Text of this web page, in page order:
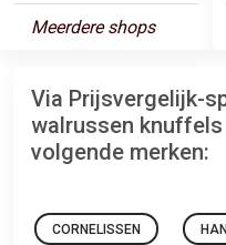
Meerdere shops
Via Prijsvergelijk-
walrussen
volgende merken:
CORNELISSEN